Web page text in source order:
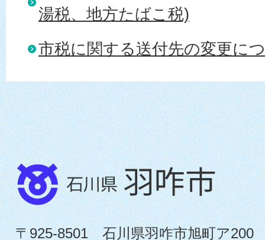
湯税、地方たばこ税)
市税に関する送付先の変更に
〒925-8501 石川県羽咋市旭町ア200